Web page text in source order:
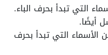
التي تبدأ بحرف الباء.
أيضًا.
التي تبدأ بحرف